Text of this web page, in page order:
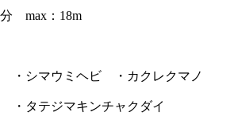
max：18m
・シマウミヘビ ・カクレクマノ
タテジマキンチャクダイ